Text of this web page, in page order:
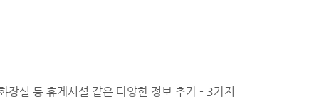
장실 등 휴게시설 같은 다양한 정보 추가 - 3가지